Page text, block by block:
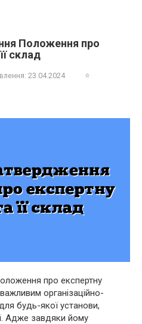
Положення про
склад
23.04.2024
⭐
про експертну
організаційно-
будь-якої установи,
Адже завдяки йому